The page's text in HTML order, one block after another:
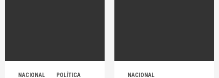
NACIONAL POLÍTICA NACIONAL